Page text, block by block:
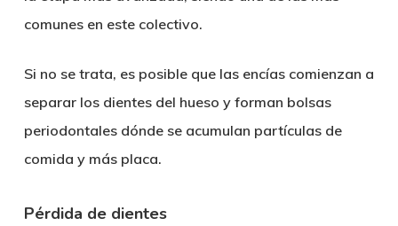
comunes en este colectivo.
Si no se trata, es posible que las encías comienzan a
separar los dientes del hueso y forman bolsas
periodontales dónde se acumulan partículas de
comida y más placa.
Pérdida de dientes